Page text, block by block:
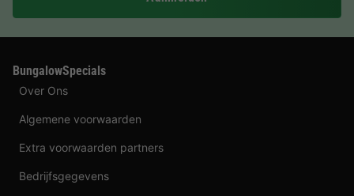
BungalowSpecials
Over Ons
Algemene voorwaarden
Extra voorwaarden partners
Bedrijfsgegevens